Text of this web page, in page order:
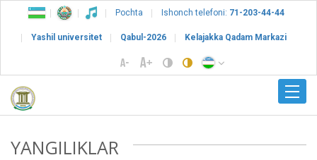
Pochta Ishonch telefoni: 71-203-44-44
Yashil universitet Qabul-2026 Kelajakka Qadam Markazi
YANGILIKLAR